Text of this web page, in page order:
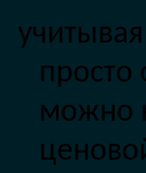
просто
можно